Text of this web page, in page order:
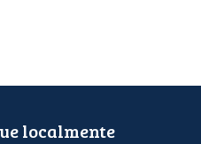
localmente